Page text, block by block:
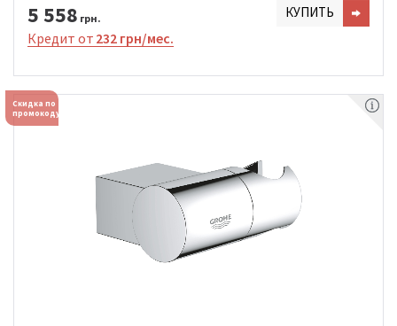
5 558 грн. КУПИТЬ
Кредит от 232 грн/мес.
Скидка по
промокоду